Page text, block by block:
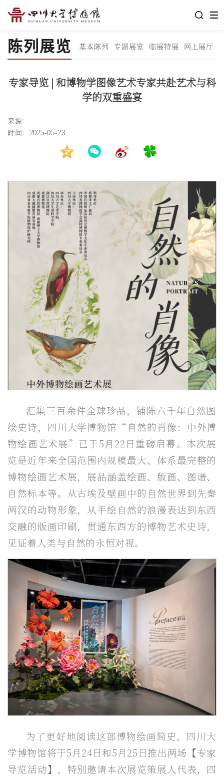
陈列展览 基本陈列 专题展览 临展特展 网上展厅
专家导览 | 和博物学图像艺术专家共赴艺术与科
学的双重盛宴
来源：
时间：2025-05-23
汇集三百余件全球珍品，铺陈六千年自然图
绘史诗，四川大学博物馆“自然的肖像：中外博
物绘画艺术展”已于5月22日重磅启幕。本次展
览是近年来全国范围内规模最大、体系最完整的
博物绘画艺术展，展品涵盖绘画、版画、图谱、
自然标本等。从古埃及壁画中的自然世界到先秦
两汉的动物形象，从手绘自然的浪漫表达到东西
交融的版画印刷，贯通东西方的博物艺术史诗，
见证着人类与自然的永恒对视。
为了更好地阅读这部博物绘画简史，四川大
学博物馆将于5月24日和5月25日推出两场【专家
导览活动】，特别邀请本次展览策展人代表，四